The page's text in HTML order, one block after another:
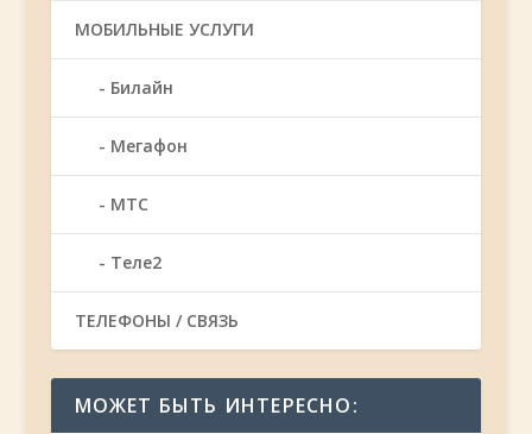
МОБИЛЬНЫЕ УСЛУГИ
Билайн
Мегафон
МТС
Теле2
ТЕЛЕФОНЫ / СВЯЗЬ
МОЖЕТ БЫТЬ ИНТЕРЕСНО: